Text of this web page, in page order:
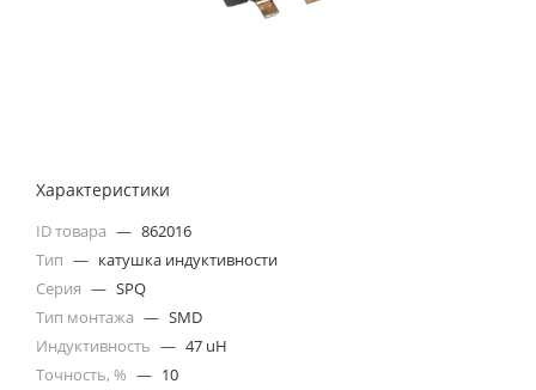
Характеристики
ID товара — 862016
Тип — катушка индуктивности
Серия — SPQ
Тип монтажа — SMD
Индуктивность — 47 uH
Точность, % — 10